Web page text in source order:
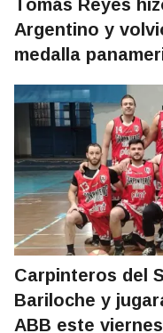
Tomás Reyes
Argentino y
medalla
Carpinteros del
Bariloche y
ABB este